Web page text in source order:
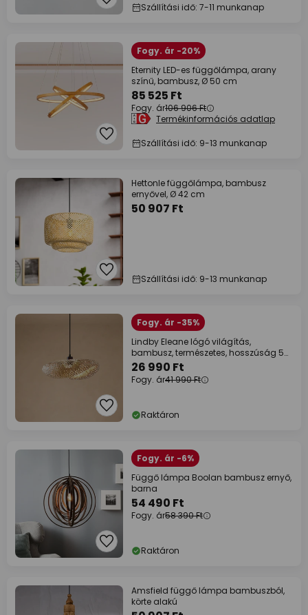
Szállítási idő: 7-11 munkanap
Fogy. ár -20%
Eternity LED-es függőlámpa, arany
színű, bambusz, Ø 50 cm
85 525 Ft
Fogy. ár106 906 Ft
Termékinformációs adatlap
Szállítási idő: 9-13 munkanap
Hettonle függőlámpa, bambusz
ernyővel, Ø 42 cm
50 907 Ft
Szállítási idő: 9-13 munkanap
Fogy. ár -35%
Lindby Eleane lógó világítás,
bambusz, természetes, hosszúság 50
cm, E27
26 990 Ft
Fogy. ár41 990 Ft
Raktáron
Fogy. ár -6%
Függő lámpa Boolan bambusz ernyő,
barna
54 490 Ft
Fogy. ár58 390 Ft
Raktáron
Amsfield függő lámpa bambuszból,
körte alakú